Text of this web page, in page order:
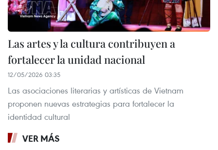
Las artes y la cultura contribuyen a
fortalecer la unidad nacional
12/05/2026 03:35
Las asociaciones literarias y artísticas de Vietnam
proponen nuevas estrategias para fortalecer la
identidad cultural
VER MÁS